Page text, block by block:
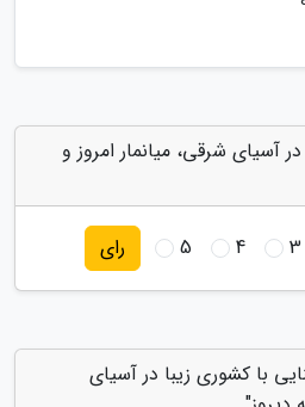
آسیای شرقی، میانمار امروز و
3
4
5 رای
با کشوری زیبا در آسیای